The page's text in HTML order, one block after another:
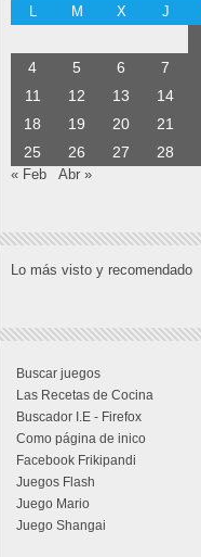
L
M X J
4
5 6 7
11
12 13 14
18
19 20 21
25
26 27 28
« Feb Abr »
Lo más visto y recomendado
Buscar juegos
Las Recetas de Cocina
Buscador I.E - Firefox
Como página de inico
Facebook Frikipandi
Juegos Flash
Juego Mario
Juego Shangai